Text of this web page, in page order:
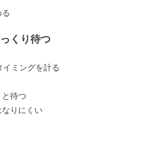
くり待つ
ミングを計る
待つ
りにくい